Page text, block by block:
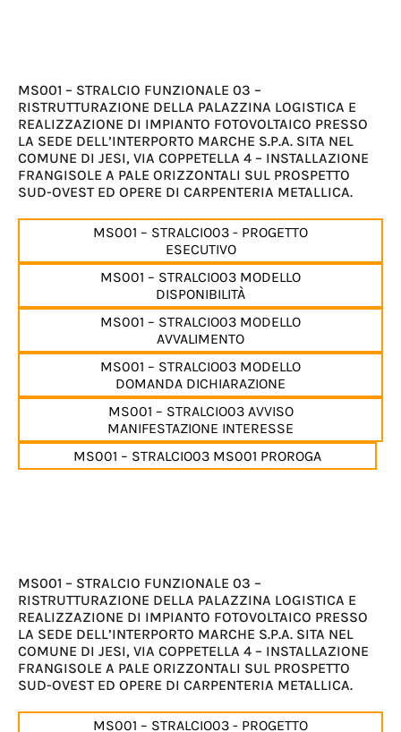
MS001 – STRALCIO FUNZIONALE 03 –
RISTRUTTURAZIONE DELLA PALAZZINA LOGISTICA E
REALIZZAZIONE DI IMPIANTO FOTOVOLTAICO PRESSO
LA SEDE DELL’INTERPORTO MARCHE S.P.A. SITA NEL
COMUNE DI JESI, VIA COPPETELLA 4 – INSTALLAZIONE
FRANGISOLE A PALE ORIZZONTALI SUL PROSPETTO
SUD-OVEST ED OPERE DI CARPENTERIA METALLICA.
MS001 – STRALCIO03 - PROGETTO
ESECUTIVO
MS001 – STRALCIO03 MODELLO
DISPONIBILITÀ
MS001 – STRALCIO03 MODELLO
AVVALIMENTO
MS001 – STRALCIO03 MODELLO
DOMANDA DICHIARAZIONE
MS001 – STRALCIO03 AVVISO
MANIFESTAZIONE INTERESSE
MS001 – STRALCIO03 MS001 PROROGA
MS001 – STRALCIO FUNZIONALE 03 –
RISTRUTTURAZIONE DELLA PALAZZINA LOGISTICA E
REALIZZAZIONE DI IMPIANTO FOTOVOLTAICO PRESSO
LA SEDE DELL’INTERPORTO MARCHE S.P.A. SITA NEL
COMUNE DI JESI, VIA COPPETELLA 4 – INSTALLAZIONE
FRANGISOLE A PALE ORIZZONTALI SUL PROSPETTO
SUD-OVEST ED OPERE DI CARPENTERIA METALLICA.
MS001 – STRALCIO03 - PROGETTO